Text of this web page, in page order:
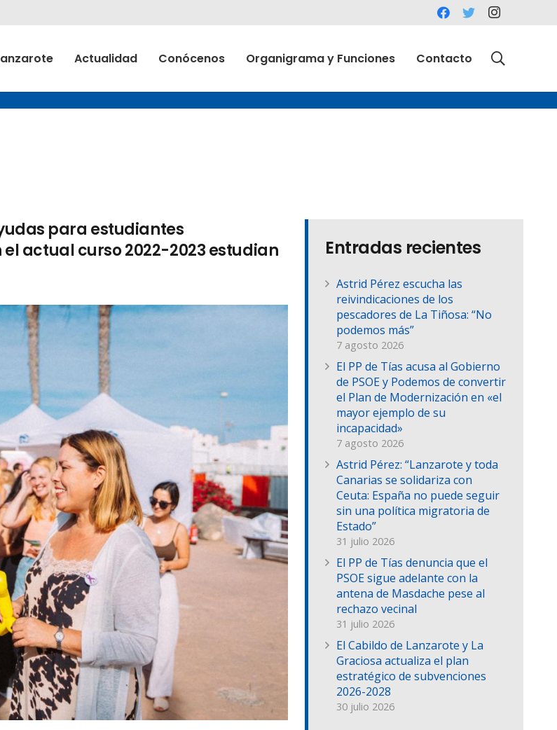
Actualidad Conócenos Organigrama y Funciones Contacto
para estudiantes
actual curso 2022-2023 estudian
Entradas recientes
Astrid Pérez escucha las
reivindicaciones de los
pescadores de La Tiñosa: “No
podemos más”
7 agosto 2026
El PP de Tías acusa al Gobierno
de PSOE y Podemos de convertir
el Plan de Modernización en «el
mayor ejemplo de su
incapacidad»
7 agosto 2026
Astrid Pérez: “Lanzarote y toda
Canarias se solidariza con
Ceuta: España no puede seguir
sin una política migratoria de
Estado”
31 julio 2026
El PP de Tías denuncia que el
PSOE sigue adelante con la
antena de Masdache pese al
rechazo vecinal
31 julio 2026
El Cabildo de Lanzarote y La
Graciosa actualiza el plan
estratégico de subvenciones
2026-2028
30 julio 2026